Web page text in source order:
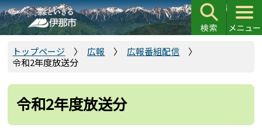
こ
の
ペ
で
トップページ 広報
広報番組配信
令和2年度放送分
令和2年度放送分